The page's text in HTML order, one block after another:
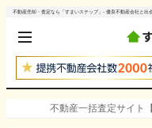
不動産売却・査定なら「すまいステップ」- 優良不動産会社と出
不動産一括査定サイト